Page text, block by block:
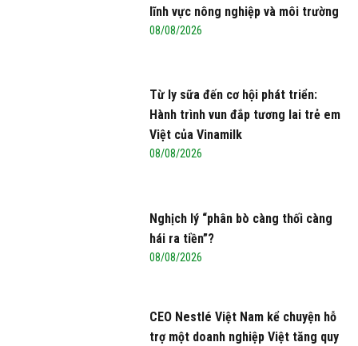
lĩnh vực nông nghiệp và môi trường
08/08/2026
Từ ly sữa đến cơ hội phát triển:
Hành trình vun đắp tương lai trẻ em
Việt của Vinamilk
08/08/2026
Nghịch lý “phân bò càng thối càng
hái ra tiền”?
08/08/2026
CEO Nestlé Việt Nam kể chuyện hỗ
trợ một doanh nghiệp Việt tăng quy